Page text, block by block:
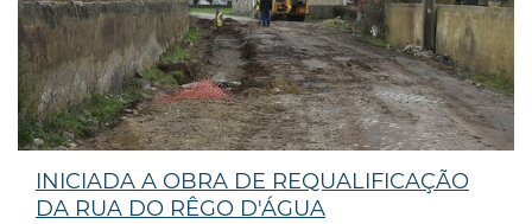
INICIADA A OBRA DE REQUALIFICAÇÃO
DA RUA DO RÊGO D'ÁGUA